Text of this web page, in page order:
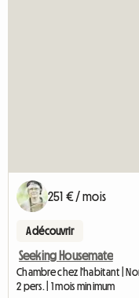
251 € / mois
A découvrir
Seeking Housemate
Chambre chez l'habitant |
2 pers. | 1 mois minimum